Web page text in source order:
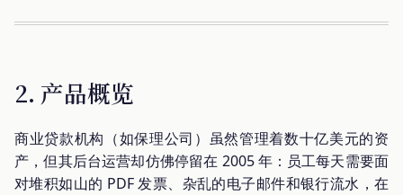
2. 产品概览
商业贷款机构（如保理公司）虽然管理着数十亿美元的资
产，但其后台运营却仿佛停留在 2005 年：员工每天需要面
对堆积如山的 PDF 发票、杂乱的电子邮件和银行流水，在